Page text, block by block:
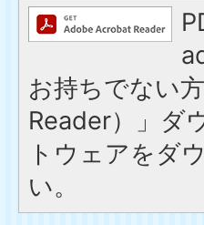
お持ちでない
Reader）」ダ
トウェアをダ
い。